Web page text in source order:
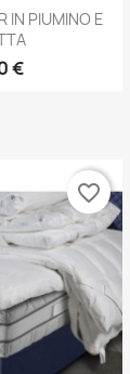
IN PIUMINO E
€
favorite_border